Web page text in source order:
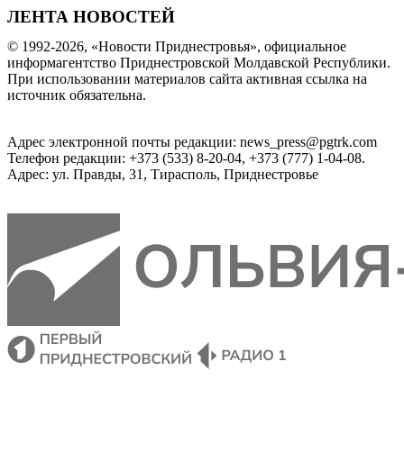
ЛЕНТА НОВОСТЕЙ
© 1992-2026, «Новости Приднестровья», официальное
информагентство Приднестровской Молдавской Республики.
При использовании материалов сайта активная ссылка на
источник обязательна.
Адрес электронной почты редакции: news_press@pgtrk.com
Телефон редакции: +373 (533) 8-20-04, +373 (777) 1-04-08.
Адрес: ул. Правды, 31, Тирасполь, Приднестровье